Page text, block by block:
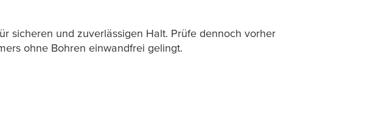
sicheren und zuverlässigen Halt. Prüfe dennoch vorher
ohne Bohren einwandfrei gelingt.